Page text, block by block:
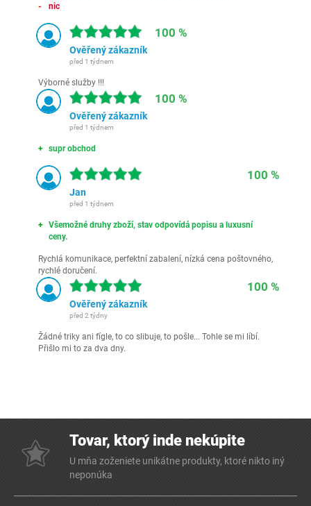
nic
100 %
Ověřený zákazník
před 1 týdnem
Výborné služby !!!
100 %
Ověřený zákazník
před 1 týdnem
supr obchod
100 %
Jan
před 1 týdnem
Všemožné druhy zboží, stav odpovídá popisu a luxusní
ceny.
Rychlá komunikace, perfektní zabalení, nízká cena poštovného,
rychlé doručení.
100 %
Ověřený zákazník
před 2 týdny
Žádné triky ani fígle, to co slibuje, to pošle... Tohle se mi líbí.
Přišlo mi to za dva dny.
Tovar, ktorý inde nekúpite
U mňa zoženiete unikátne produkty, ktoré nikto iný
neponúka